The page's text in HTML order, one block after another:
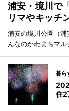
浦安・境川で
リマやキッチ
浦安の境川公園（
んなのかわまちマル
暮ら
住2